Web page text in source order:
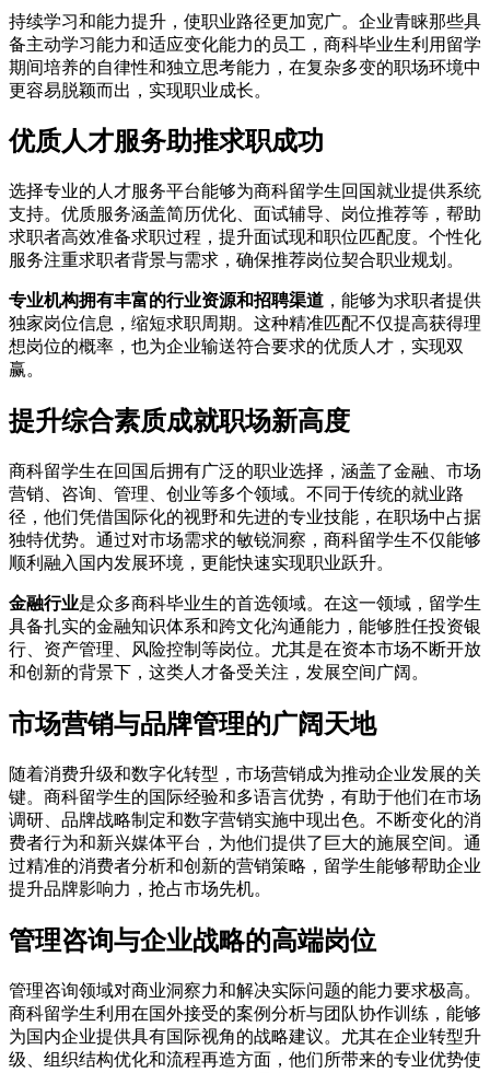
持续学习和能力提升，使职业路径更加宽广。企业青睐那些具
备主动学习能力和适应变化能力的员工，商科毕业生利用留学
期间培养的自律性和独立思考能力，在复杂多变的职场环境中
更容易脱颖而出，实现职业成长。
优质人才服务助推求职成功
选择专业的人才服务平台能够为商科留学生回国就业提供系统
支持。优质服务涵盖简历优化、面试辅导、岗位推荐等，帮助
求职者高效准备求职过程，提升面试现和职位匹配度。个性化
服务注重求职者背景与需求，确保推荐岗位契合职业规划。
专业机构拥有丰富的行业资源和招聘渠道 ，能够为求职者提供
独家岗位信息，缩短求职周期。这种精准匹配不仅提高获得理
想岗位的概率，也为企业输送符合要求的优质人才，实现双
赢。
提升综合素质成就职场新高度
商科留学生在回国后拥有广泛的职业选择，涵盖了金融、市场
营销、咨询、管理、创业等多个领域。不同于传统的就业路
径，他们凭借国际化的视野和先进的专业技能，在职场中占据
独特优势。通过对市场需求的敏锐洞察，商科留学生不仅能够
顺利融入国内发展环境，更能快速实现职业跃升。
金融行业是众多商科毕业生的首选领域。在这一领域，留学生
具备扎实的金融知识体系和跨文化沟通能力，能够胜任投资银
行、资产管理、风险控制等岗位。尤其是在资本市场不断开放
和创新的背景下，这类人才备受关注，发展空间广阔。
市场营销与品牌管理的广阔天地
随着消费升级和数字化转型，市场营销成为推动企业发展的关
键。商科留学生的国际经验和多语言优势，有助于他们在市场
调研、品牌战略制定和数字营销实施中现出色。不断变化的消
费者行为和新兴媒体平台，为他们提供了巨大的施展空间。通
过精准的消费者分析和创新的营销策略，留学生能够帮助企业
提升品牌影响力，抢占市场先机。
管理咨询与企业战略的高端岗位
管理咨询领域对商业洞察力和解决实际问题的能力要求极高。
商科留学生利用在国外接受的案例分析与团队协作训练，能够
为国内企业提供具有国际视角的战略建议。尤其在企业转型升
级、组织结构优化和流程再造方面，他们所带来的专业优势使